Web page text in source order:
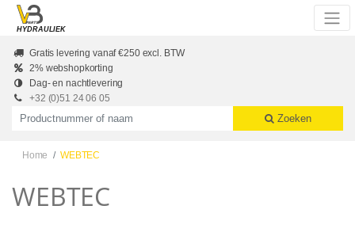
Skip to main content
HYDRAULIEK
Gratis levering vanaf €250 excl. BTW
2% webshopkorting
Dag- en nachtlevering
+32 (0)51 24 06 05
Productnummer of naam
Zoeken
Home WEBTEC
WEBTEC